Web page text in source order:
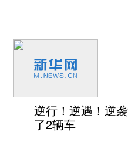
逆行！逆遇！逆
了2辆车